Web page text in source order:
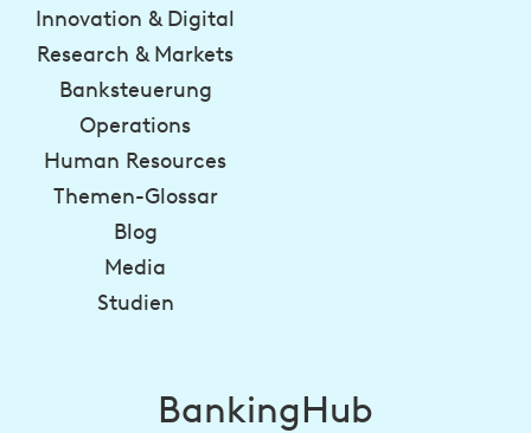
Innovation & Digital
Research & Markets
Banksteuerung
Operations
Human Resources
Themen-Glossar
Blog
Media
Studien
BankingHub